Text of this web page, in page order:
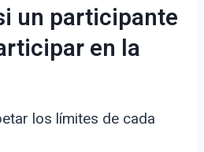
un participante
en la
los límites de cada